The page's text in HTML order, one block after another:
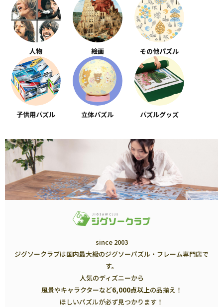
人物 絵画 その他パズル
子供用パズル 立体パズル パズルグッズ
since 2003
ジグソークラブは国内最大級のジグソーパズル・フレーム専門店で
す。
人気のディズニーから
風景やキャラクターなど6,000点以上の品揃え！
ほしいパズルが必ず見つかります！